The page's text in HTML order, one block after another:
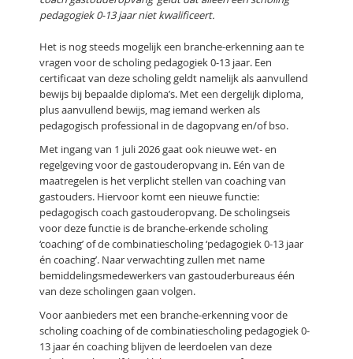
pedagogiek 0-13 jaar niet kwalificeert.
Het is nog steeds mogelijk een branche-erkenning aan te
vragen voor de scholing pedagogiek 0-13 jaar. Een
certificaat van deze scholing geldt namelijk als aanvullend
bewijs bij bepaalde diploma’s. Met een dergelijk diploma,
plus aanvullend bewijs, mag iemand werken als
pedagogisch professional in de dagopvang en/of bso.
Met ingang van 1 juli 2026 gaat ook nieuwe wet- en
regelgeving voor de gastouderopvang in. Eén van de
maatregelen is het verplicht stellen van coaching van
gastouders. Hiervoor komt een nieuwe functie:
pedagogisch coach gastouderopvang. De scholingseis
voor deze functie is de branche-erkende scholing
‘coaching’ of de combinatiescholing ‘pedagogiek 0-13 jaar
én coaching’. Naar verwachting zullen met name
bemiddelingsmedewerkers van gastouderbureaus één
van deze scholingen gaan volgen.
Voor aanbieders met een branche-erkenning voor de
scholing coaching of de combinatiescholing pedagogiek 0-
13 jaar én coaching blijven de leerdoelen van deze